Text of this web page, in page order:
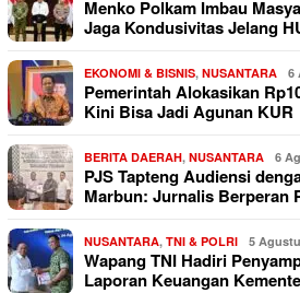
Menko Polkam Imbau
Jaga Kondusivitas Jelang
EKONOMI & BISNIS, NUSANTARA 6
Pemerintah Alokasikan
Kini Bisa Jadi Agunan KUR
BERITA DAERAH, NUSANTARA 6
PJS Tapteng Audiensi
Marbun: Jurnalis Berperan
NUSANTARA, TNI & POLRI 5
Wapang TNI Hadiri
Laporan Keuangan